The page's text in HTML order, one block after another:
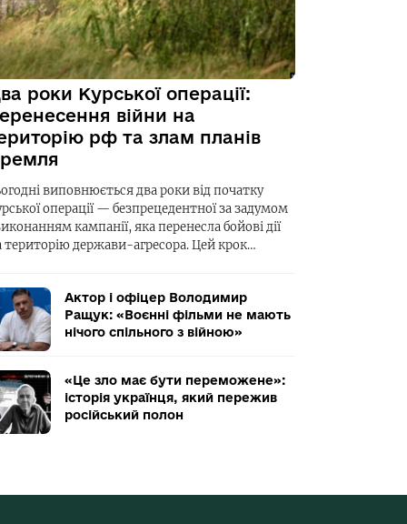
роки Курської операції:
війни на
рф та злам планів
виповнюється два роки від початку
операції — безпрецедентної за задумом
кампанії, яка перенесла бойові дії
територію держави-агресора. Цей крок…
Актор і офіцер Володимир
Ращук: «Воєнні фільми не мають
нічого спільного з війною»
«Це зло має бути переможене»:
історія українця, який пережив
російський полон